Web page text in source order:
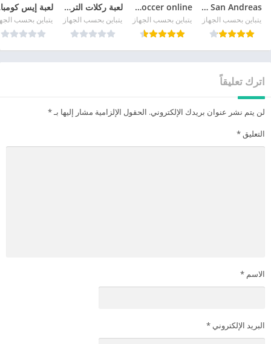
GTA San Andreas
يتباين بحسب الجهاز
pro soccer online مهكرة
يتباين بحسب الجهاز
لعبة ركلات الترجيح
يتباين بحسب الجهاز يتباين بحسب
اترك تعليقاً
لن يتم نشر عنوان بريدك الإلكتروني. الحقول الإلزامية مشار إليها بـ*
التعليق *
الاسم *
البريد الإلكتروني *